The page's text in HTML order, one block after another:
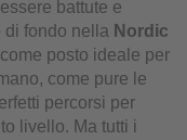
battute e
di fondo nella Nordic
posto ideale per
come pure le
percorsi per
livello. Ma tutti i